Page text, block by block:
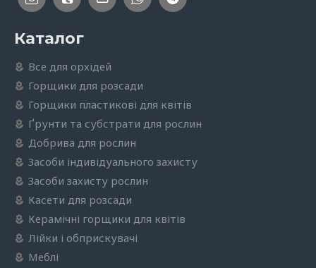
Каталог
Все для орхідей
Горщики для розсади
Горщики пластикові для квітів
Ґрунти та субстрати для рослин
Добрива для рослин
Засоби індивідуального захисту
Засоби захисту рослин
Касети для розсади
Керамічні горщики для квітів
Лійки і обприскувачі
Меблі